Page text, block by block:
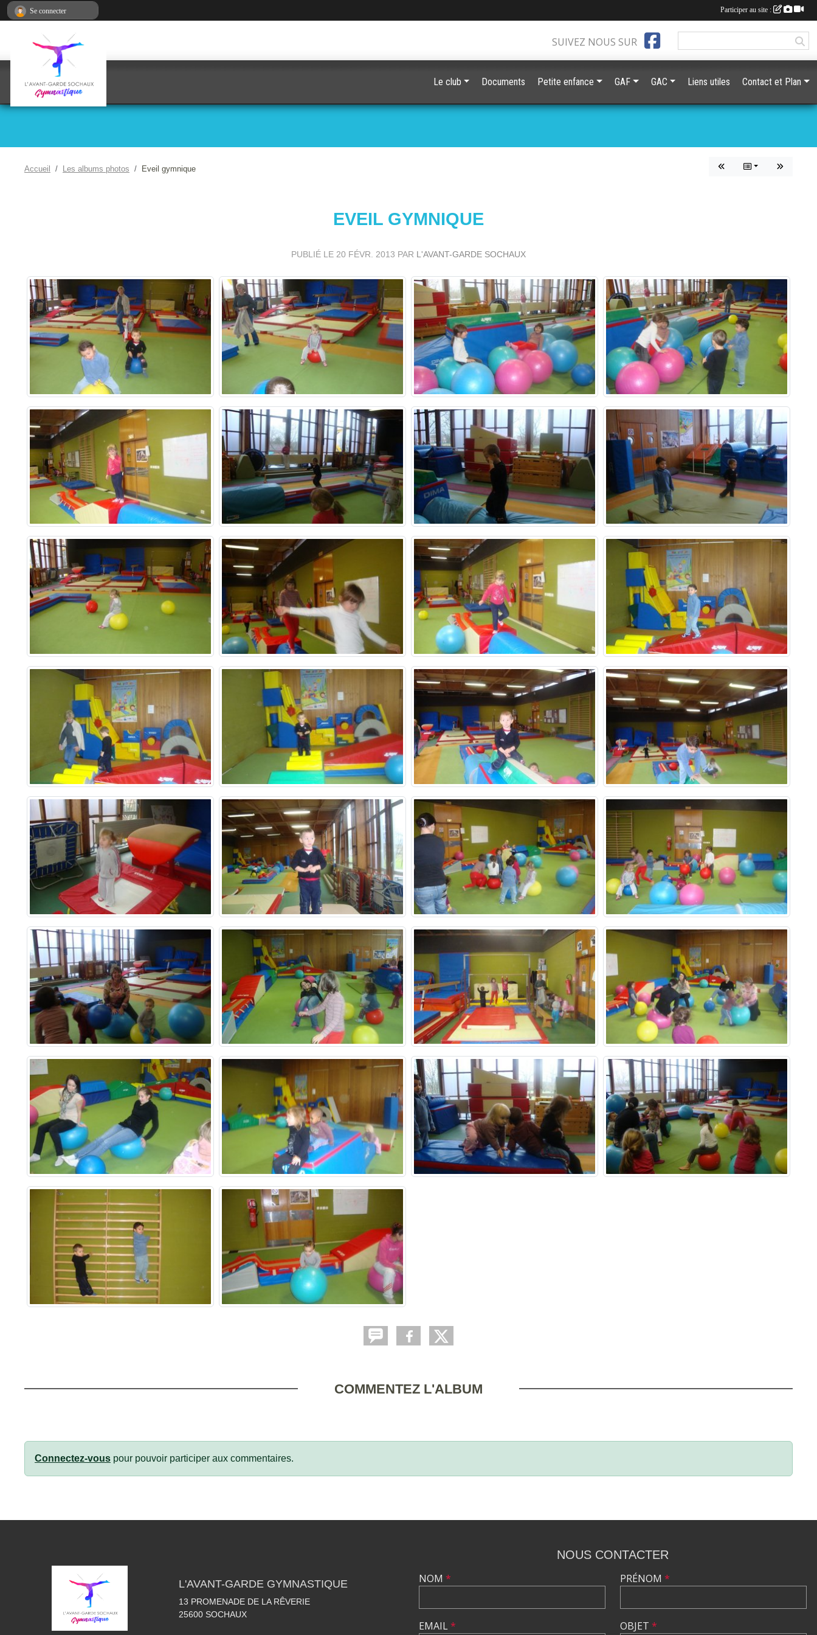
Accueil Les albums photos Eveil gymnique
EVEIL GYMNIQUE
PUBLIÉ LE 20 FÉVR. 2013 PAR L'AVANT-GARDE SOCHAUX
COMMENTEZ L'ALBUM
Connectez-vous pour pouvoir participer aux commentaires.
SUIVEZ NOUS SUR
Le club Documents Petite enfance GAF GAC Liens utiles Contact et Plan
L'AVANT-GARDE GYMNASTIQUE
13 PROMENADE DE LA RÊVERIE
25600 SOCHAUX
NOUS CONTACTER
NOM *
EMAIL*
PRÉNOM *
OBJET *
Se connecter Participer au site :
Panneau de gestion des cookies